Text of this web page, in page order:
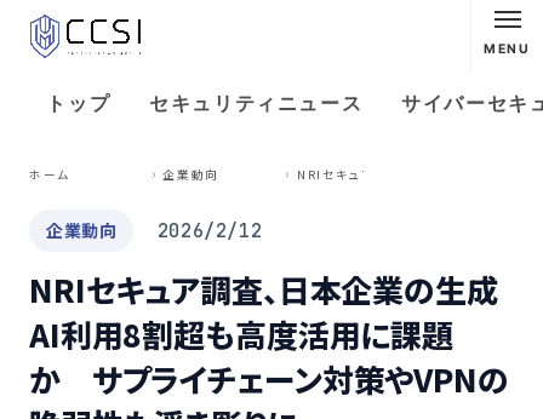
MENU
トップ セキュリティニュース サイバーセキ
ホーム 企業動向
企業動向 2026/2/12
NRIセキュア調査、日本企業の生成
AI利用8割超も高度活用に課題
か サプライチェーン対策やVPNの